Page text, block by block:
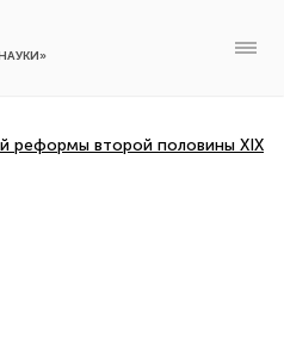
реформы второй половины XIX